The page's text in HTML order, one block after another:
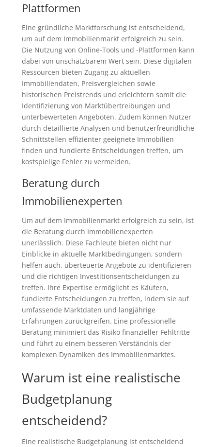
Plattformen
Eine gründliche Marktforschung ist entscheidend,
um auf dem Immobilienmarkt erfolgreich zu sein.
Die Nutzung von Online-Tools und -Plattformen kann
dabei von unschätzbarem Wert sein. Diese digitalen
Ressourcen bieten Zugang zu aktuellen
Immobiliendaten, Preisvergleichen sowie
historischen Preistrends und erleichtern somit die
Identifizierung von Marktübertreibungen und
unterbewerteten Angeboten. Zudem können Nutzer
durch detaillierte Analysen und benutzerfreundliche
Schnittstellen effizienter geeignete Immobilien
finden und fundierte Entscheidungen treffen, um
kostspielige Fehler zu vermeiden.
Beratung durch
Immobilienexperten
Um auf dem Immobilienmarkt erfolgreich zu sein, ist
die Beratung durch Immobilienexperten
unerlässlich. Diese Fachleute bieten nicht nur
Einblicke in aktuelle Marktbedingungen, sondern
helfen auch, überteuerte Angebote zu identifizieren
und die richtigen Investitionsentscheidungen zu
treffen. Ihre Expertise ermöglicht es Käufern,
fundierte Entscheidungen zu treffen, indem sie auf
umfassende Marktdaten und langjährige
Erfahrungen zurückgreifen. Eine professionelle
Beratung minimiert das Risiko finanzieller Fehltritte
und führt zu einem besseren Verständnis der
komplexen Dynamiken des Immobilienmarktes.
Warum ist eine realistische
Budgetplanung
entscheidend?
Eine realistische Budgetplanung ist entscheidend